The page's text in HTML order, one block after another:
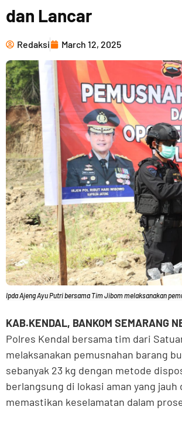
dan Lancar
Redaksi March 12, 2025
Ipda Ajeng Ayu Putri bersama Tim Jibom melaksanakan
KAB.KENDAL, BANKOM SEMARANG
Polres Kendal bersama tim dari
melaksanakan pemusnahan barang
sebanyak 23 kg dengan metode
berlangsung di lokasi aman yang
memastikan keselamatan dalam